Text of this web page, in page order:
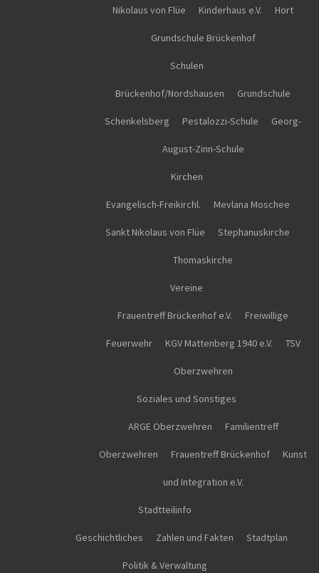
Nikolaus von Flüe Kinderhaus e.V. Hort
Grundschule Brückenhof
Schulen
Brückenhof/Nordshausen Grundschule
Schenkelsberg Pestalozzi-Schule Georg-
August-Zinn-Schule
Kirchen
Evangelisch-Freikirchl. Mevlana Moschee
Sankt Nikolaus von Flüe Stephanuskirche
Thomaskirche
Vereine
Frauentreff Brückenhof e.V. Freiwillige
Feuerwehr KGV Mattenberg 1940 e.V. TSV
Oberzwehren
Soziales und Sonstiges
ARGE Oberzwehren Familientreff
Oberzwehren Frauentreff Brückenhof Kunst
und Integration e.V.
Stadtteilinfo
Geschichtliches Zahlen und Fakten Stadtplan
Politik & Verwaltung